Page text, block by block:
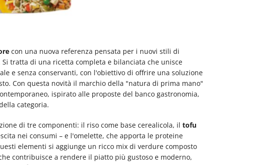
con una nuova referenza pensata per i nuovi stili di
Si tratta di una ricetta completa e bilanciata che unisce
e senza conservanti, con l'obiettivo di offrire una soluzione
Con questa novità il marchio della "natura di prima mano"
ispirato alle proposte del banco gastronomia,
categoria.
di tre componenti: il riso come base cerealicola, il tofu
nei consumi – e l'omelette, che apporta le proteine
elementi si aggiunge un ricco mix di verdure composto
contribuisce a rendere il piatto più gustoso e moderno,